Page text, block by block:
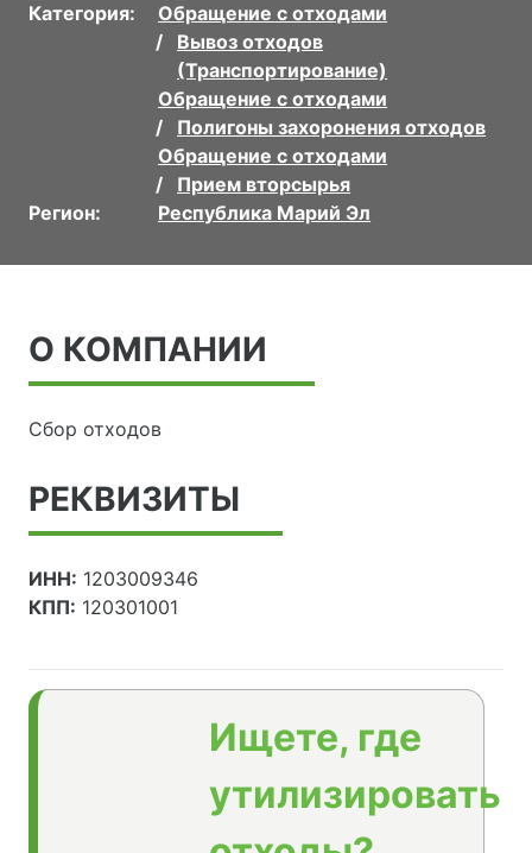
Категория:
Обращение с отходами
Вывоз отходов
(Транспортирование)
Обращение с отходами
Полигоны захоронения отходов
Обращение с отходами
Прием вторсырья
Регион:
Республика Марий Эл
О КОМПАНИИ
Сбор отходов
РЕКВИЗИТЫ
ИНН: 1203009346
КПП: 120301001
Ищете, где
утилизировать